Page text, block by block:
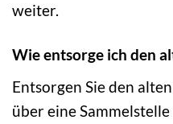
weiter.
Wie entsorge ich den
Entsorgen Sie den
über eine